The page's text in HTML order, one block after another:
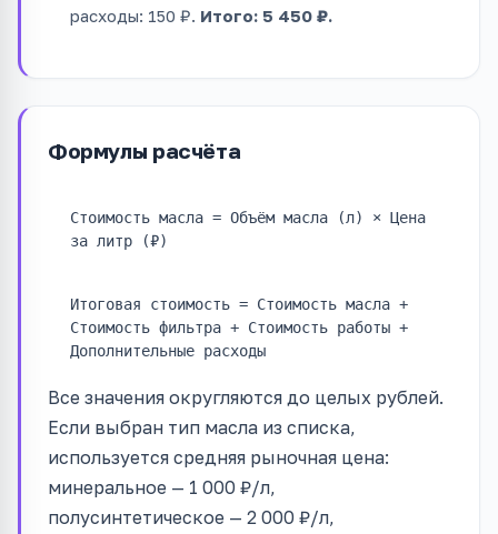
расходы: 150 ₽. Итого: 5 450 ₽.
Формулы расчёта
Стоимость масла = Объём масла (л) × Цена
за литр (₽)
Итоговая стоимость = Стоимость масла +
Стоимость фильтра + Стоимость работы +
Дополнительные расходы
Все значения округляются до целых рублей.
Если выбран тип масла из списка,
используется средняя рыночная цена:
минеральное — 1 000 ₽/л,
полусинтетическое — 2 000 ₽/л,